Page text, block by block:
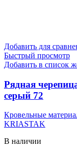
Добавить для
Быстрый просмотр
Добавить в список
Рядная
серый 72
Кровельные
KRIASTAK
В наличии